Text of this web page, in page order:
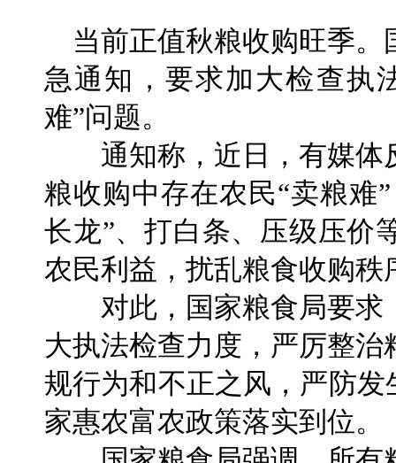
当前正值秋粮收购旺季。
急通知，要求加大检查执
难”问题。
通知称，近日，有媒体
粮收购中存在农民“卖粮难
长龙”、打白条、压级压价
农民利益，扰乱粮食收购
对此，国家粮食局要求
大执法检查力度，严厉整
规行为和不正之风，严防发
家惠农富农政策落实到位。